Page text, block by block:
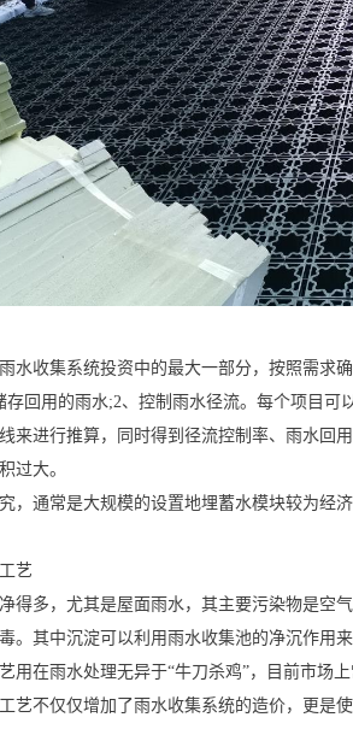
水收集系统投资中的最大一部分，按照需求
存回用的雨水;2、控制雨水径流。每个项目
来进行推算，同时得到径流控制率、雨水回
过大。
，通常是大规模的设置地埋蓄水模块较为经
艺
得多，尤其是屋面雨水，其主要污染物是空
。其中沉淀可以利用雨水收集池的净沉作用
用在雨水处理无异于“牛刀杀鸡”，目前市场
艺不仅仅增加了雨水收集系统的造价，更是